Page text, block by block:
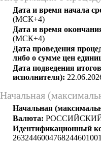
Дата и время начала
(МСК+4)
Дата и время
(МСК+4)
Дата проведения
либо о сумме цен
Дата подведения
исполнителя):
Начальная
Начальная
Валюта:
Идентификационный